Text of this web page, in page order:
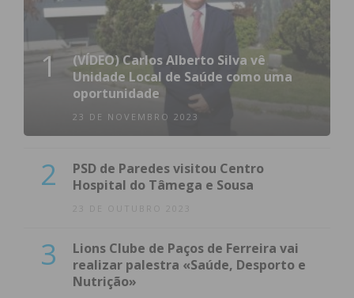
1
(VÍDEO) Carlos Alberto Silva vê
Unidade Local de Saúde como uma
oportunidade
23 DE NOVEMBRO 2023
2
PSD de Paredes visitou Centro
Hospital do Tâmega e Sousa
23 DE OUTUBRO 2023
3
Lions Clube de Paços de Ferreira vai
realizar palestra «Saúde, Desporto e
Nutrição»